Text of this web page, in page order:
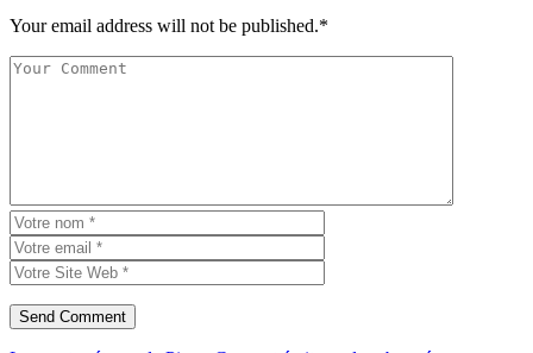
Your email address will not be published.*